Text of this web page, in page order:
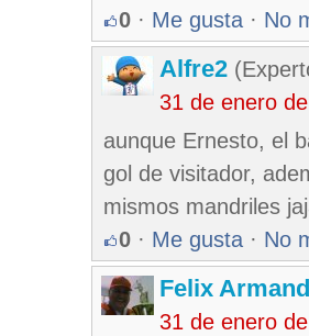
0 · Me gusta · No
Alfre2
31 de enero
aunque Ernesto, el
gol de visitador,
mismos mandriles
0 · Me gusta · No
Felix
31 de enero